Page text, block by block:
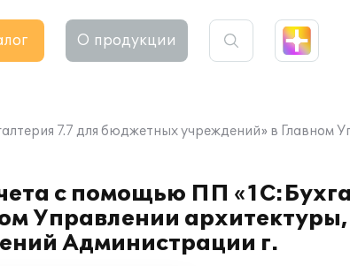
О продукции
7.7 для бюджетных учреждений» в Главном
с помощью ПП
Управлении архитектуры,
Администрации г.